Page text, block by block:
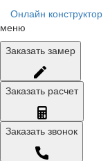
Онлайн конструктор
меню
Заказать замер
Заказать расчет
Заказать звонок